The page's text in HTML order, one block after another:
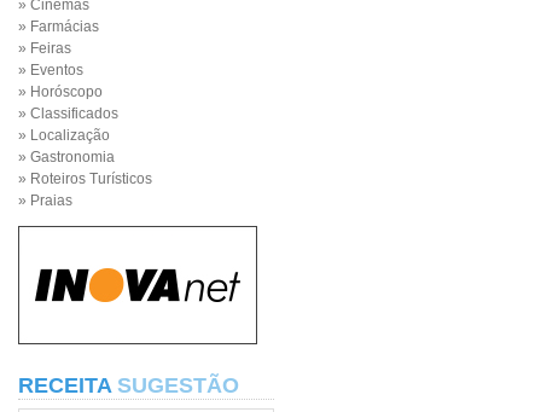
» Cinemas
» Farmácias
» Feiras
» Eventos
» Horóscopo
» Classificados
» Localização
» Gastronomia
» Roteiros Turísticos
» Praias
RECEITA SUGESTÃO